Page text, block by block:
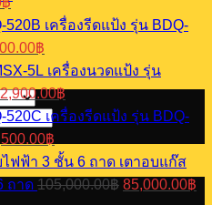
.
price
is:
18,300.00฿.
เครื่องรีดแป้ง รุ่น BDQ-
฿.
฿
price
is:
92,000.00฿.
เครื่องนวดแป้ง รุ่น
฿.
฿Current
price
is:
22,900.00฿.
เครื่องรีดแป้ง รุ่น BDQ-
฿.
฿
price
is:
102,500.00฿.
เตาอบแก๊ส
ถาด 105,000.00฿Original
price
85,000.00฿